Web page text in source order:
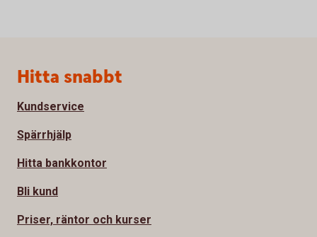
Sidfot
Hitta snabbt
Kundservice
Spärrhjälp
Hitta bankkontor
Bli kund
Priser, räntor och kurser